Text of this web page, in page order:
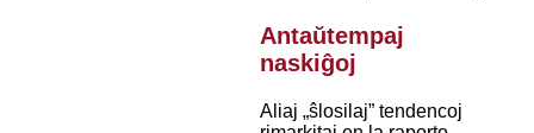
Antaŭtempaj
naskiĝoj
Aliaj „ŝlosilaj” tendencoj